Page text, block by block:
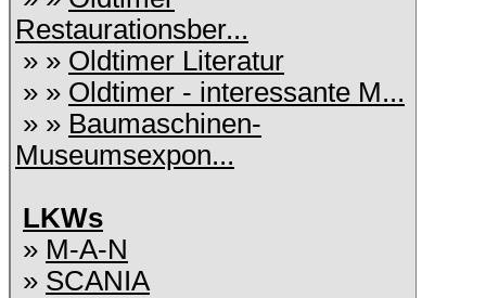
Restaurationsber...
» » Oldtimer Literatur
» » Oldtimer - interessante M...
» » Baumaschinen-
Museumsexpon...
LKWs
» M-A-N
» SCANIA